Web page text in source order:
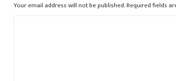
Your email address will not be published.Required fields